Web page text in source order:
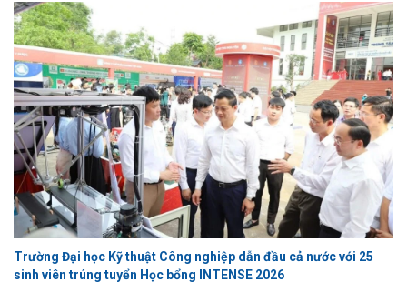
Vinh đang từng bước khẳng định vị thế thông qua mô hình đào tạo
gắn với doanh nghiệp, nghiên cứu ứng dụng và đổi mới sáng tạo.
Trường Đại học Kỹ thuật Công nghiệp dẫn đầu cả nước với 25
sinh viên trúng tuyển Học bổng INTENSE 2026